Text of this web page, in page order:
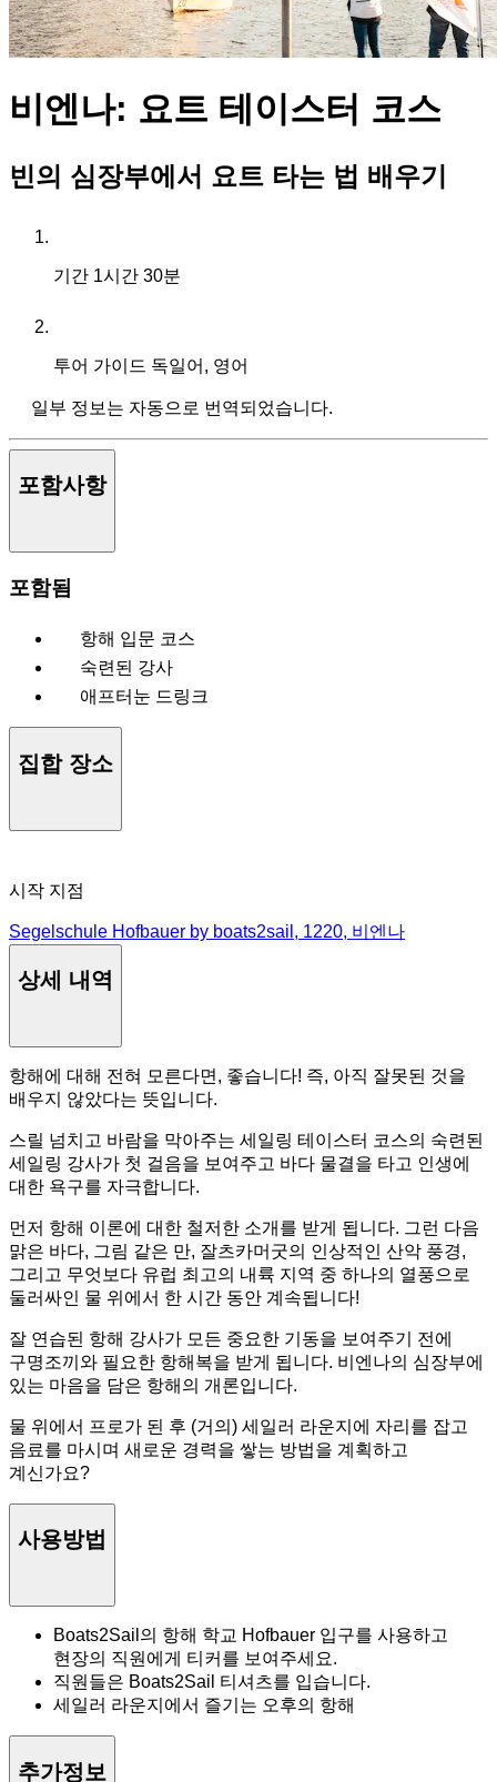
비엔나: 요트 테이스터 코스
빈의 심장부에서 요트 타는 법 배우기
기간 1시간 30분
투어 가이드 독일어, 영어
일부 정보는 자동으로 번역되었습니다.
포함사항
포함됨
항해 입문 코스
숙련된 강사
애프터눈 드링크
집합 장소
시작 지점
Segelschule Hofbauer by boats2sail, 1220, 비엔나
상세 내역
항해에 대해 전혀 모른다면, 좋습니다! 즉, 아직 잘못된 것을
배우지 않았다는 뜻입니다.
스릴 넘치고 바람을 막아주는 세일링 테이스터 코스의 숙련된
세일링 강사가 첫 걸음을 보여주고 바다 물결을 타고 인생에
대한 욕구를 자극합니다.
먼저 항해 이론에 대한 철저한 소개를 받게 됩니다. 그런 다음
맑은 바다, 그림 같은 만, 잘츠카머굿의 인상적인 산악 풍경,
그리고 무엇보다 유럽 최고의 내륙 지역 중 하나의 열풍으로
둘러싸인 물 위에서 한 시간 동안 계속됩니다!
잘 연습된 항해 강사가 모든 중요한 기동을 보여주기 전에
구명조끼와 필요한 항해복을 받게 됩니다. 비엔나의 심장부에
있는 마음을 담은 항해의 개론입니다.
물 위에서 프로가 된 후 (거의) 세일러 라운지에 자리를 잡고
음료를 마시며 새로운 경력을 쌓는 방법을 계획하고
계신가요?
사용방법
Boats2Sail의 항해 학교 Hofbauer 입구를 사용하고
현장의 직원에게 티커를 보여주세요.
직원들은 Boats2Sail 티셔츠를 입습니다.
세일러 라운지에서 즐기는 오후의 항해
추가정보